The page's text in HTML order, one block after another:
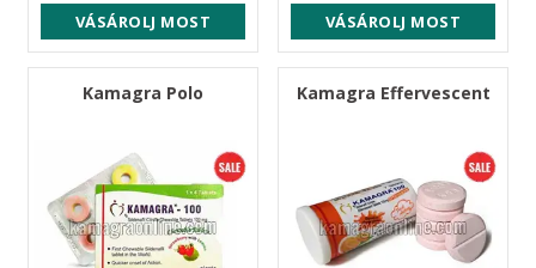
VÁSÁROLJ MOST VÁSÁROLJ MOST
Kamagra Polo Kamagra Effervescent